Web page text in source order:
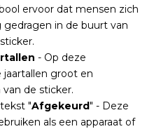
ervoor dat mensen zich
in de buurt van
- Op deze
jaartallen groot en
de sticker.
"Afgekeurd" - Deze
als een apparaat of